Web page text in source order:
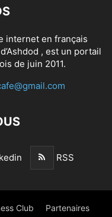
internet en français
, est un portail
de juin 2011.
RSS
Club Partenaires